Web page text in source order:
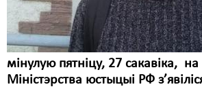
мінулую пятніцу, 27 сакавіка,
Міністэрства юстыцыі РФ
Культурныя правы
ЛПП
Мігранты